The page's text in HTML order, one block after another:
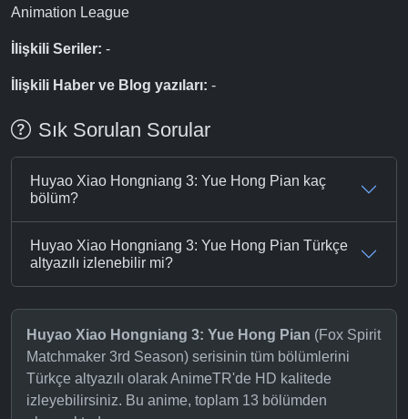
Animation League
İlişkili Seriler: -
İlişkili Haber ve Blog yazıları: -
Sık Sorulan Sorular
Huyao Xiao Hongniang 3: Yue Hong Pian kaç
bölüm?
Huyao Xiao Hongniang 3: Yue Hong Pian Türkçe
altyazılı izlenebilir mi?
Huyao Xiao Hongniang 3: Yue Hong Pian (Fox Spirit
Matchmaker 3rd Season) serisinin tüm bölümlerini
Türkçe altyazılı olarak AnimeTR'de HD kalitede
izleyebilirsiniz. Bu anime, toplam 13 bölümden